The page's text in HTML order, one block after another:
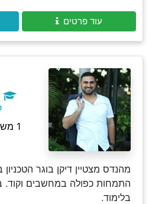
עוד פרטים
1 משובים
מהנדס מצטיין דיקן בוגר
התמחות כפולה במחשבים וקוד.
בלימוד.